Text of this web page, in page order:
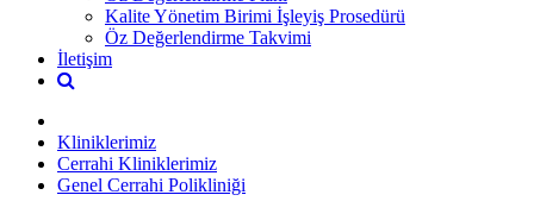
Kalite Yönetim Birimi İşleyiş Prosedürü
Öz Değerlendirme Takvimi
İletişim
Kliniklerimiz
Cerrahi Kliniklerimiz
Genel Cerrahi Polikliniği